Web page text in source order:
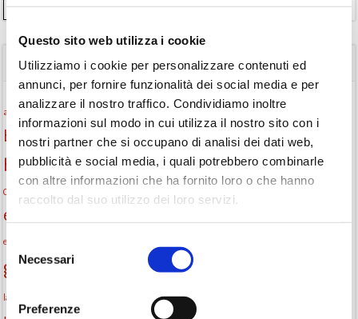
Questo sito web utilizza i cookie
Utilizziamo i cookie per personalizzare contenuti ed
annunci, per fornire funzionalità dei social media e per
analizzare il nostro traffico. Condividiamo inoltre
informazioni sul modo in cui utilizza il nostro sito con i
nostri partner che si occupano di analisi dei dati web,
pubblicità e social media, i quali potrebbero combinarle
con altre informazioni che ha fornito loro o che hanno
raccolto dal suo utilizzo dei loro servizi.
Selezione
del
consenso
Necessari
Preferenze
Cerca
TAGS
attività per bambini Attività per ragazzi Autore
biblioteca biblioteca comunale biblioteca di Monselice
biblioteca Monselice Biblioteca San Biagio
Centro per il libro e la lettura
eventi culturali
eventi Monselice
gruppo di lettura incontri letterari
laboratori creativi la strada di mattoni gialli